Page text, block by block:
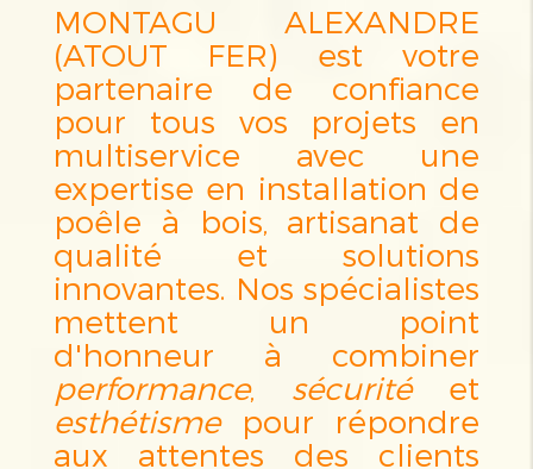
MONTAGU ALEXANDRE
(ATOUT FER) est votre
partenaire de confiance
pour tous vos projets en
multiservice avec une
expertise en installation de
poêle à bois, artisanat de
qualité et solutions
innovantes. Nos spécialistes
mettent un point
d'honneur à combiner
performance, sécuritéet
esthétismepour répondre
aux attentes des clients